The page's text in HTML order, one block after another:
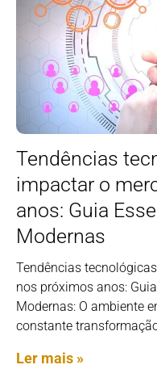
Tendências
impactar o
anos: Guia
Modernas
Tendências
nos próximos anos:
Modernas: O ambiente
constante
Ler mais »